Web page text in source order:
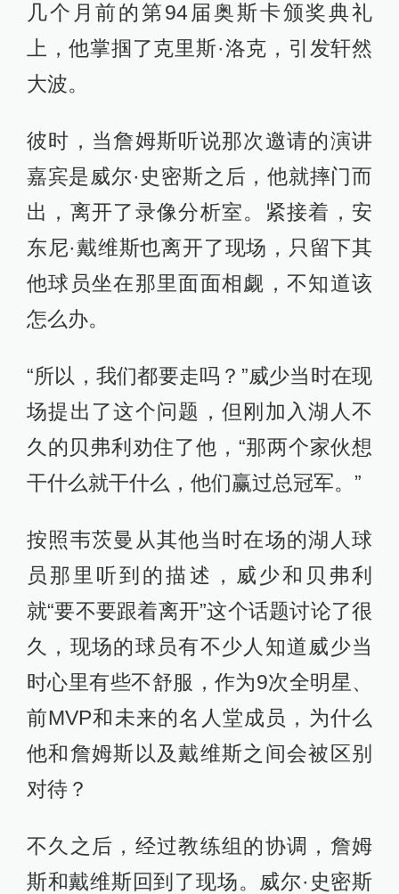
几个月前的第94届奥斯卡颁奖典礼
上，他掌掴了克里斯·洛克，引发轩然
大波。
彼时，当詹姆斯听说那次邀请的演讲
嘉宾是威尔·史密斯之后，他就摔门而
出，离开了录像分析室。紧接着，安
东尼·戴维斯也离开了现场，只留下其
他球员坐在那里面面相觑，不知道该
怎么办。
“所以，我们都要走吗？”威少当时在现
场提出了这个问题，但刚加入湖人不
久的贝弗利劝住了他，“那两个家伙想
干什么就干什么，他们赢过总冠军。”
按照韦茨曼从其他当时在场的湖人球
员那里听到的描述，威少和贝弗利
就“要不要跟着离开”这个话题讨论了很
久，现场的球员有不少人知道威少当
时心里有些不舒服，作为9次全明星、
前MVP和未来的名人堂成员，为什么
他和詹姆斯以及戴维斯之间会被区别
对待？
不久之后，经过教练组的协调，詹姆
斯和戴维斯回到了现场。威尔·史密斯